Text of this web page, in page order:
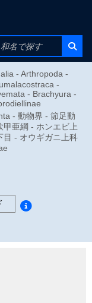
- Arthropoda -
-
- Brachyura -
- 動物界 - 節足動
亜綱 - ホンエビ上
目 - オウギガニ上科